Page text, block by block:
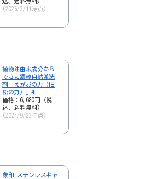
(2025/2/11時点)
植物油由来成分から
できた濃縮自然派洗
剤「えがおの力（旧
松の力）」4L
価格：6,680円（税
込、送料無料)
(2024/9/23時点)
象印 ステンレスキャ